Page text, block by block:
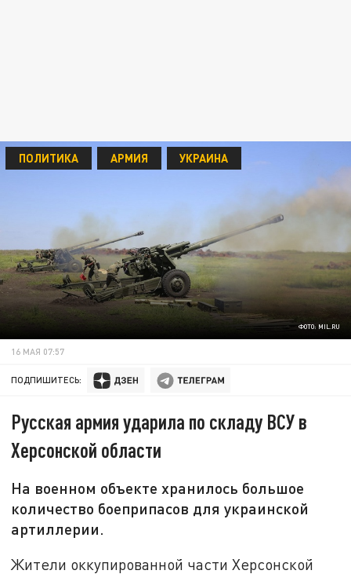
ФОТО: MIL.RU
ПОЛИТИКА АРМИЯ УКРАИНА
16 МАЯ 07:57
ПОДПИШИТЕСЬ:
Русская армия ударила по складу ВСУ в
Херсонской области
На военном объекте хранилось большое
количество боеприпасов для украинской
артиллерии.
Жители оккупированной части Херсонской